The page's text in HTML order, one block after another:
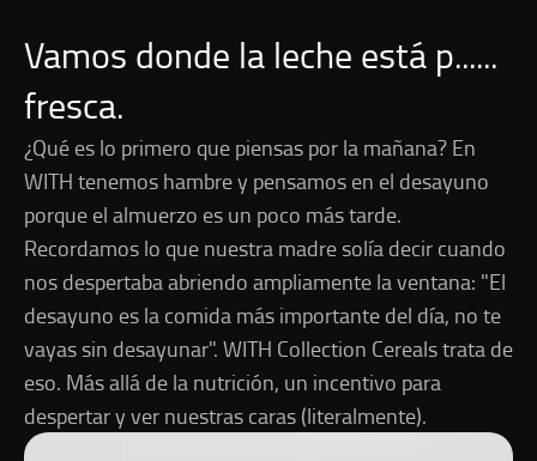
Vamos donde la leche está p......
fresca.
¿Qué es lo primero que piensas por la mañana? En
WITH tenemos hambre y pensamos en el desayuno
porque el almuerzo es un poco más tarde.
Recordamos lo que nuestra madre solía decir cuando
nos despertaba abriendo ampliamente la ventana: "El
desayuno es la comida más importante del día, no te
vayas sin desayunar". WITH Collection Cereals trata de
eso. Más allá de la nutrición, un incentivo para
despertar y ver nuestras caras (literalmente).